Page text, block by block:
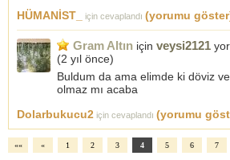
HÜMANİST_
için cevaplandı (yorumu
Gram Altın için veysi2121
(2 yıl önce)
Buldum da ama elimde ki döviz
olmaz mı acaba
Dolarbukucu2 için cevaplandı (yorumu
«« « 1 2 3 4 5 6 7